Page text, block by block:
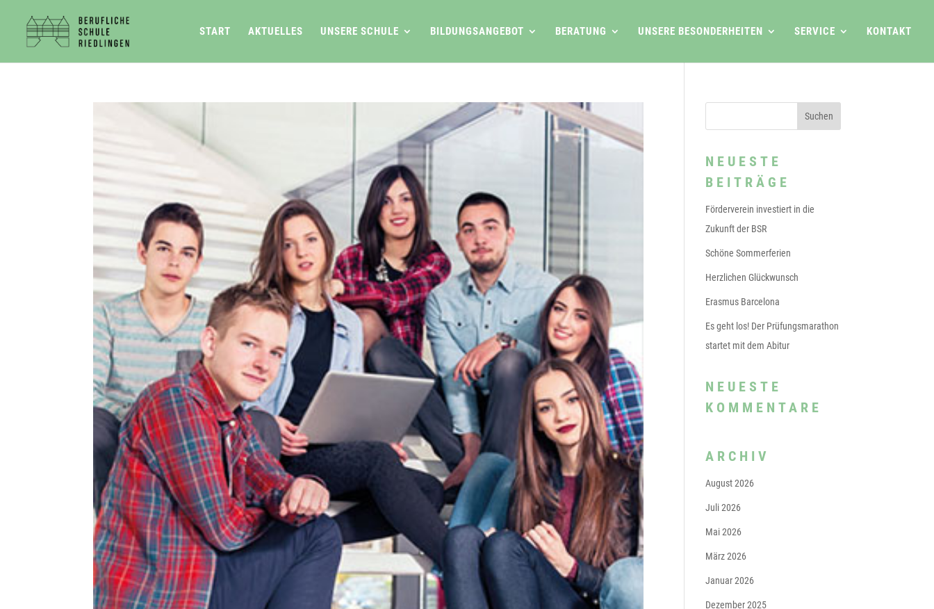
START AKTUELLES UNSERE SCHULE BILDUNGSANGEBOT BERATUNG UNSERE BESONDERHEITEN SERVICE KONTAKT
NEUESTE
BEITRÄGE
Förderverein investiert in die
Zukunft der BSR
Schöne Sommerferien
Herzlichen Glückwunsch
Erasmus Barcelona
Es geht los! Der Prüfungsmarathon
startet mit dem Abitur
NEUESTE
KOMMENTARE
ARCHIV
August 2026
Juli 2026
Mai 2026
März 2026
Januar 2026
Dezember 2025